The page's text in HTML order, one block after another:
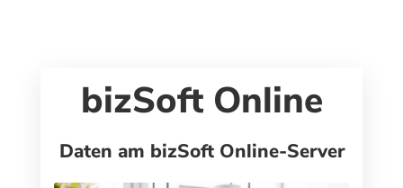
bizSoft Online
Daten am bizSoft Online-Server